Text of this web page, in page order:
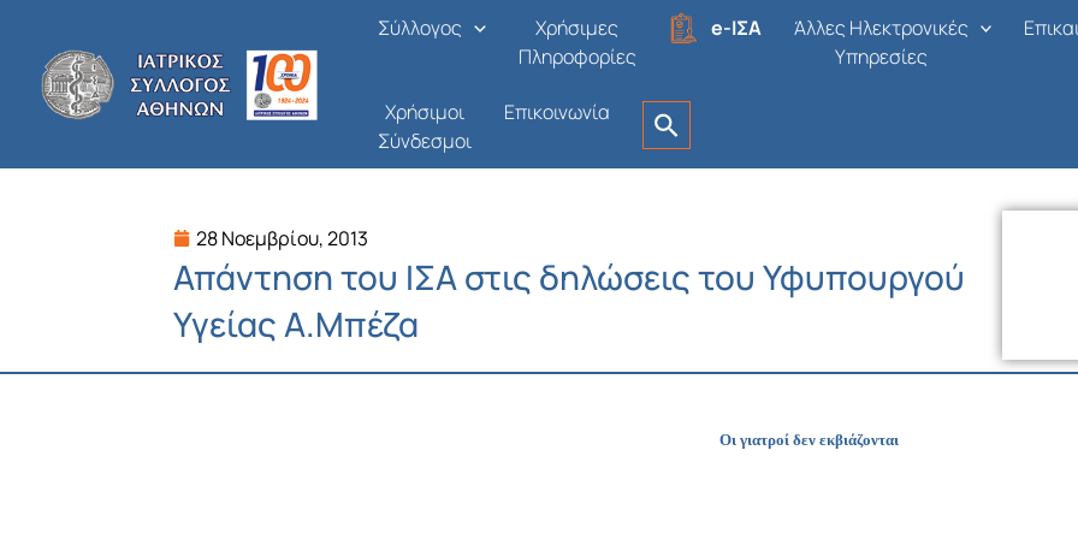
περιεχόμενο
Σύλλογος
Χρήσιμες
Πληροφορίες
e-ΙΣΑ
Άλλες Ηλεκτρονικές
Υπηρεσίες
Χρήσιμοι
Σύνδεσμοι
Επικοινωνία
28 Νοεμβρίου, 2013
Απάντηση του ΙΣΑ στις δηλώσεις του Υφυπουργού
Υγείας Α.Μπέζα
Οι γιατροί δεν εκβιάζονται